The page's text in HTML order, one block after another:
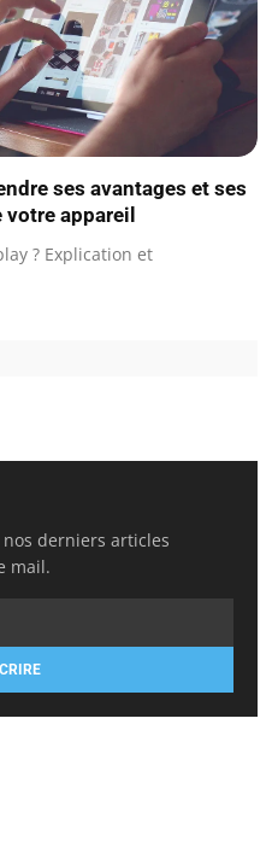
ses avantages et ses
votre appareil
? Explication et
derniers articles
mail.